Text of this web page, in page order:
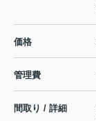
価格
管理費
間取り / 詳細